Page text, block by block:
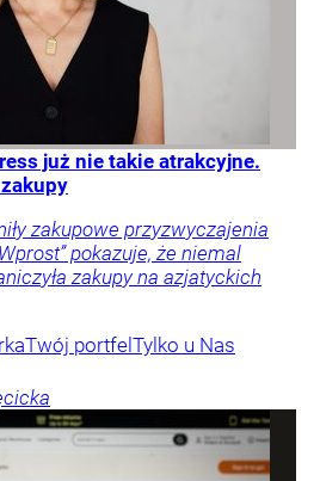
już nie takie atrakcyjne.
zakupowe przyzwyczajenia
pokazuje, że niemal
zakupy na azjatyckich
Twój portfelTylko u Nas